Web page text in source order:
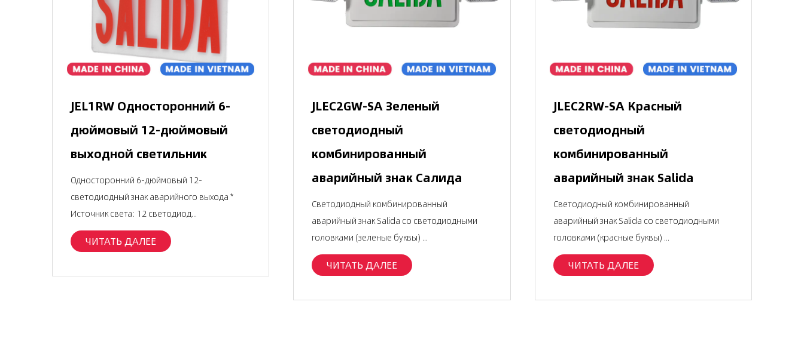
JEL1RW Односторонний 6-
дюймовый 12-дюймовый
выходной светильник
Односторонний 6-дюймовый 12-
светодиодный знак аварийного выхода *
Источник света: 12 светодиод...
ЧИТАТЬ ДАЛЕЕ
JLEC2GW-SA Зеленый
светодиодный
комбинированный
аварийный знак Салида
Светодиодный комбинированный
аварийный знак Salida со светодиодными
головками (зеленые буквы) ...
ЧИТАТЬ ДАЛЕЕ
JLEC2RW-SA Красный
светодиодный
комбинированный
аварийный знак Salida
Светодиодный комбинированный
аварийный знак Salida со светодиодными
головками (красные буквы) ...
ЧИТАТЬ ДАЛЕЕ